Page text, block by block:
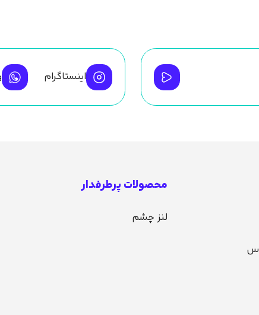
اینستاگرام
محصولات پرطرفدار
لنز چشم